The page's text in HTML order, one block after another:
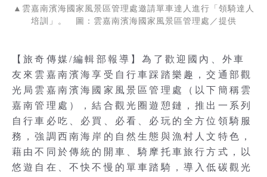
▲雲嘉南濱海國家風景區管理處邀請單車達人進行「領騎達人
培訓」。 圖：雲嘉南濱海國家風景區管理處／提供
【旅奇傳媒/編輯部報導】為了歡迎國內、外車
友來雲嘉南濱海享受自行車踩踏樂趣，交通部觀
光局雲嘉南濱海國家風景區管理處（以下簡稱雲
嘉南管理處），結合觀光圈遊憩鏈，推出一系列
自行車必吃、必買、必看、必玩的全方位領騎服
務，強調西南海岸的自然生態與漁村人文特色，
藉由不同於傳統的開車、騎摩托車旅行方式，以
悠遊自在、不快不慢的單車踏騎，導入低碳觀光